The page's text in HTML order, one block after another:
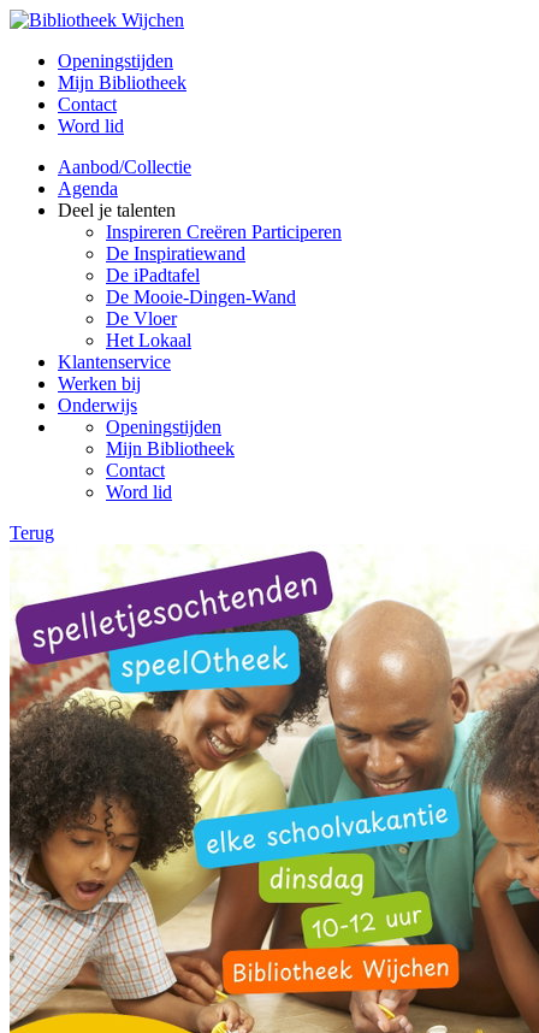
Openingstijden
Mijn Bibliotheek
Contact
Word lid
Aanbod/Collectie
Agenda
Deel je talenten
Inspireren Creëren Participeren
De Inspiratiewand
De iPadtafel
De Mooie-Dingen-Wand
De Vloer
Het Lokaal
Klantenservice
Werken bij
Onderwijs
Openingstijden
Mijn Bibliotheek
Contact
Word lid
Terug